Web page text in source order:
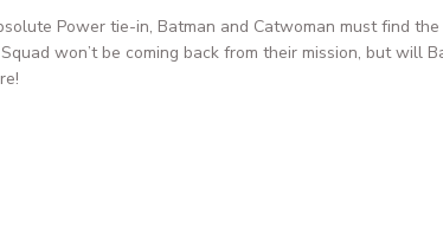
Power tie-in, Batman and Catwoman must find
won’t be coming back from their mission, but will